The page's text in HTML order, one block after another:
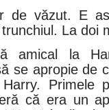
văzut. E
La doi
amical la
se apropie de
Primele
că era un